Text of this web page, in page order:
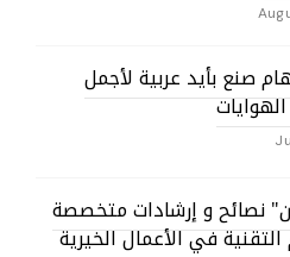
صنع بأيد عربية لأجمل
نصائح و إرشادات متخصصة
في الأعمال الخيرية